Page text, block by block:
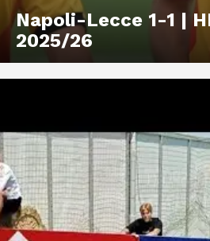
Napoli-Lecce 1-1 |
2025/26